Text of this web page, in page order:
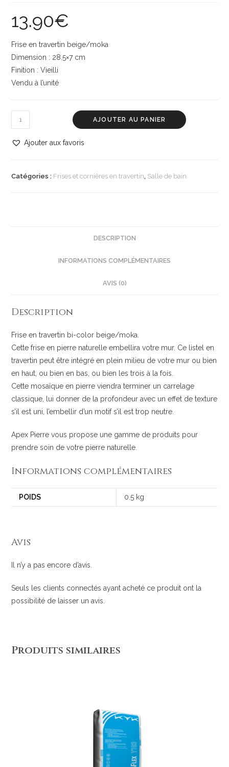
13.90€
Frise en travertin beige/moka
Dimension : 28.5×7 cm
Finition : Vieilli
Vendu à l’unité
AJOUTER AU PANIER
Ajouter aux favoris
Catégories : Frises et cornières en travertin, Salle de bain
DESCRIPTION
INFORMATIONS COMPLÉMENTAIRES
AVIS (0)
Description
Frise en travertin bi-color beige/moka.
Cette frise en pierre naturelle embellira votre mur. Ce listel en
travertin peut être intégré en plein milieu de votre mur ou bien
en haut, ou bien en bas, ou bien les trois à la fois.
Cette mosaïque en pierre viendra terminer un carrelage
classique, lui donner de la profondeur avec un effet de texture
s’il est uni, l’embellir d’un motif s’il est trop neutre.
Apex Pierre vous propose une gamme de produits pour
prendre soin de votre pierre naturelle.
Informations complémentaires
POIDS 0.5 kg
Avis
Il n’y a pas encore d’avis.
Seuls les clients connectés ayant acheté ce produit ont la
possibilité de laisser un avis.
Produits similaires